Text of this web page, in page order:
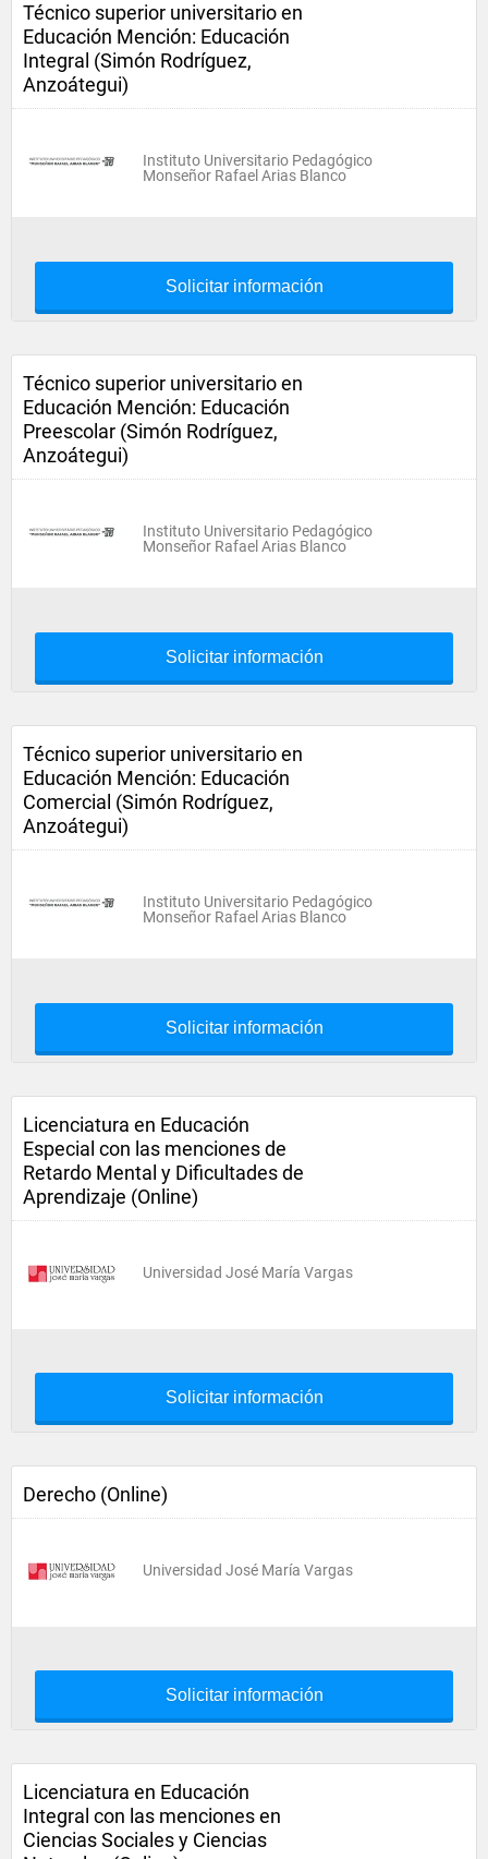
Técnico superior universitario en
Educación Mención: Educación
Integral (Simón Rodríguez,
Anzoátegui)
Instituto Universitario Pedagógico
Monseñor Rafael Arias Blanco
Solicitar información
Técnico superior universitario en
Educación Mención: Educación
Preescolar (Simón Rodríguez,
Anzoátegui)
Instituto Universitario Pedagógico
Monseñor Rafael Arias Blanco
Solicitar información
Técnico superior universitario en
Educación Mención: Educación
Comercial (Simón Rodríguez,
Anzoátegui)
Instituto Universitario Pedagógico
Monseñor Rafael Arias Blanco
Solicitar información
Licenciatura en Educación
Especial con las menciones de
Retardo Mental y Dificultades de
Aprendizaje (Online)
Universidad José María Vargas
Solicitar información
Derecho (Online)
Universidad José María Vargas
Solicitar información
Licenciatura en Educación
Integral con las menciones en
Ciencias Sociales y Ciencias